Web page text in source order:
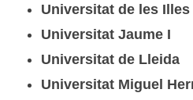
Universitat de les
Universitat Jaume I
Universitat de Lleida
Universitat Miguel